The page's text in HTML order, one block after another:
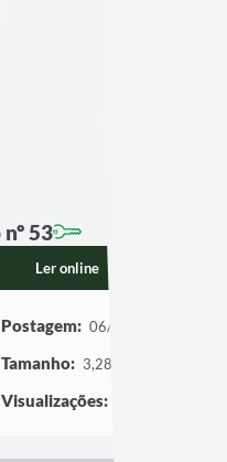
nº 53
Ler online
Postagem: 06/08/2025 às 08h11
Tamanho: 3,28 MB | 14 páginas
Visualizações: